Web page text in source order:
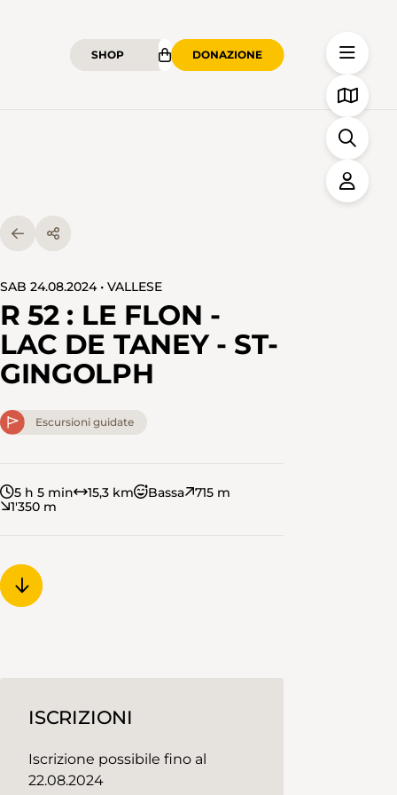
SHOP DONAZIONE
SAB 24.08.2024 • VALLESE
R 52 : LE FLON -
LAC DE TANEY - ST-
GINGOLPH
Escursioni guidate
5 h 5 min 15,3 km Bassa
715 m
1'350 m
ISCRIZIONI
Iscrizione possibile fino al
22.08.2024